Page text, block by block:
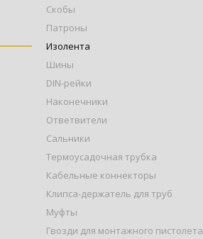
Скобы
Патроны
Изолента
Шины
DIN-рейки
Наконечники
Ответвители
Сальники
Термоусадочная трубка
Кабельные коннекторы
Клипса-держатель для труб
Муфты
Гвозди для монтажного пистолета